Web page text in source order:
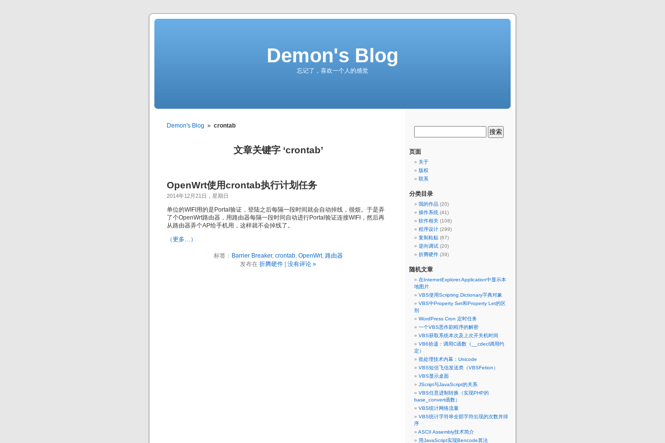
Demon's Blog
忘记了，喜欢一个人的感觉
Demon's Blog » crontab
文章关键字 ‘crontab’
OpenWrt使用crontab执行计划任务
2014年12月21日，星期日
单位的WIFI用的是Portal验证，登陆之后每隔一段时间就会自动掉线，很烦。于是弄
了个OpenWrt路由器，用路由器每隔一段时间自动进行Portal验证连接WIFI，然后再
从路由器弄个AP给手机用，这样就不会掉线了。
（更多…）
标签： Barrier Breaker, crontab, OpenWrt, 路由器
发布在 折腾硬件 没有评论 »
页面
关于
版权
联系
分类目录
我的作品 (20)
操作系统 (41)
软件相关 (108)
程序设计 (299)
复制粘贴 (67)
逆向调试 (20)
折腾硬件 (39)
随机文章
在InternetExplorer.Application中显示本
地图片
VBS使用Scripting.Dictionary字典对象
VBS中Property Set和Property Let的区
别
WordPress Cron 定时任务
一个VBS恶作剧程序的解密
VBS获取系统本次及上次开关机时间
VB6拾遗：调用C函数（__cdecl调用约
定）
批处理技术内幕：Unicode
VBS短信飞信发送类（VBSFetion）
VBS显示桌面
JScript与JavaScript的关系
VBS任意进制转换（实现PHP的
base_convert函数）
VBS统计网络流量
VBS统计字符串全部字符出现的次数并排
序
ASCII Assembly技术简介
用JavaScript实现Bencode算法